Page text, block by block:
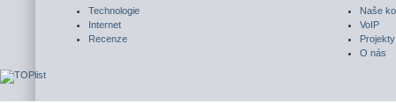
Technologie
Internet
Recenze
Naše
VoIP
Projekty
O nás